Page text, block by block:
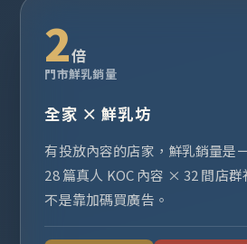
2倍
門市鮮乳銷量
全家 × 鮮乳坊
有投放內容的店家，鮮乳銷量是
28 篇真人 KOC 內容 × 32 間店群
不是靠加碼買廣告。